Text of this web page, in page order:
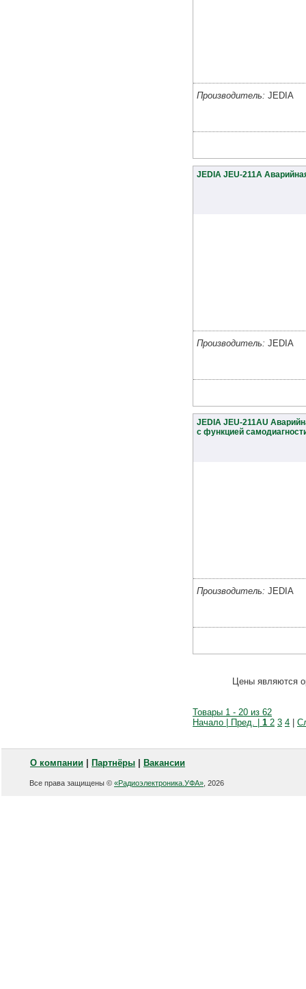
Производитель: JEDIA
JEDIA JEU-211A
Производитель: JEDIA
JEDIA JEU-211AU
с функцией
Производитель: JEDIA
Цены являются
Товары 1 - 20 из 62
Начало | Пред. | 1 2 3 4
О компании Партнёры Вакансии
Все права защищены © «Радиоэлектроника.УФА» , 2026